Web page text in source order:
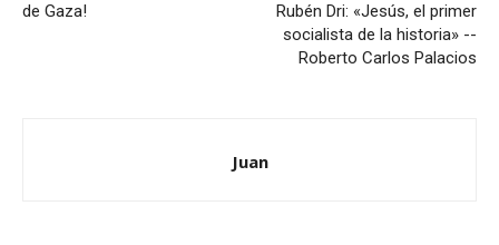
de Gaza!
Rubén Dri: «Jesús, el primer
socialista de la historia» --
Roberto Carlos Palacios
Juan